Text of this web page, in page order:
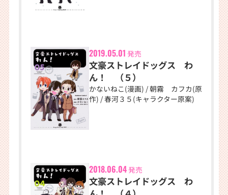
2019.05.01 発売
文豪ストレイドッグス わ
ん！ （５）
かないねこ(漫画) / 朝霧 カフカ(原
作) / 春河３５(キャラクター原案)
2018.06.04発売
文豪ストレイドッグス わ